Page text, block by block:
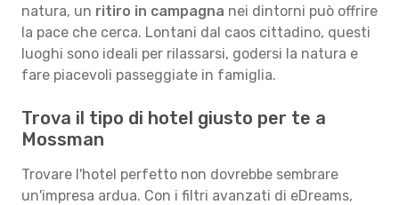
natura, un ritiro in campagna nei dintorni può offrire
la pace che cerca. Lontani dal caos cittadino, questi
luoghi sono ideali per rilassarsi, godersi la natura e
fare piacevoli passeggiate in famiglia.
Trova il tipo di hotel giusto per te a
Mossman
Trovare l'hotel perfetto non dovrebbe sembrare
un'impresa ardua. Con i filtri avanzati di eDreams,